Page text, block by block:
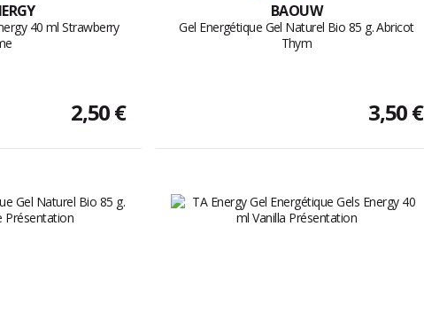
40 ml Strawberry
2,50 €
BAOUW
Gel Energétique Gel Naturel Bio 85 g. Abricot
Thym
3,50 €